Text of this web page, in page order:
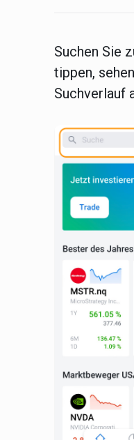
Suchen Sie
tippen,
Suchverlauf